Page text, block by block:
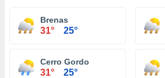
Brenas
31° 25°
Cerro Gordo
31° 25°